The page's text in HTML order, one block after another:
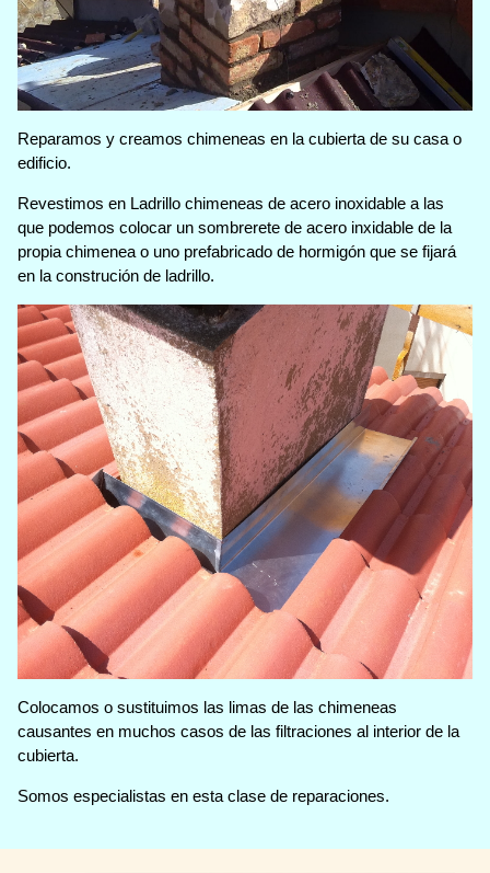
Reparamos y creamos chimeneas en la cubierta de su casa o
edificio.
Revestimos en Ladrillo chimeneas de acero inoxidable a las
que podemos colocar un sombrerete de acero inxidable de la
propia chimenea o uno prefabricado de hormigón que se fijará
en la construción de ladrillo.
Colocamos o sustituimos las limas de las chimeneas
causantes en muchos casos de las filtraciones al interior de la
cubierta.
Somos especialistas en esta clase de reparaciones.